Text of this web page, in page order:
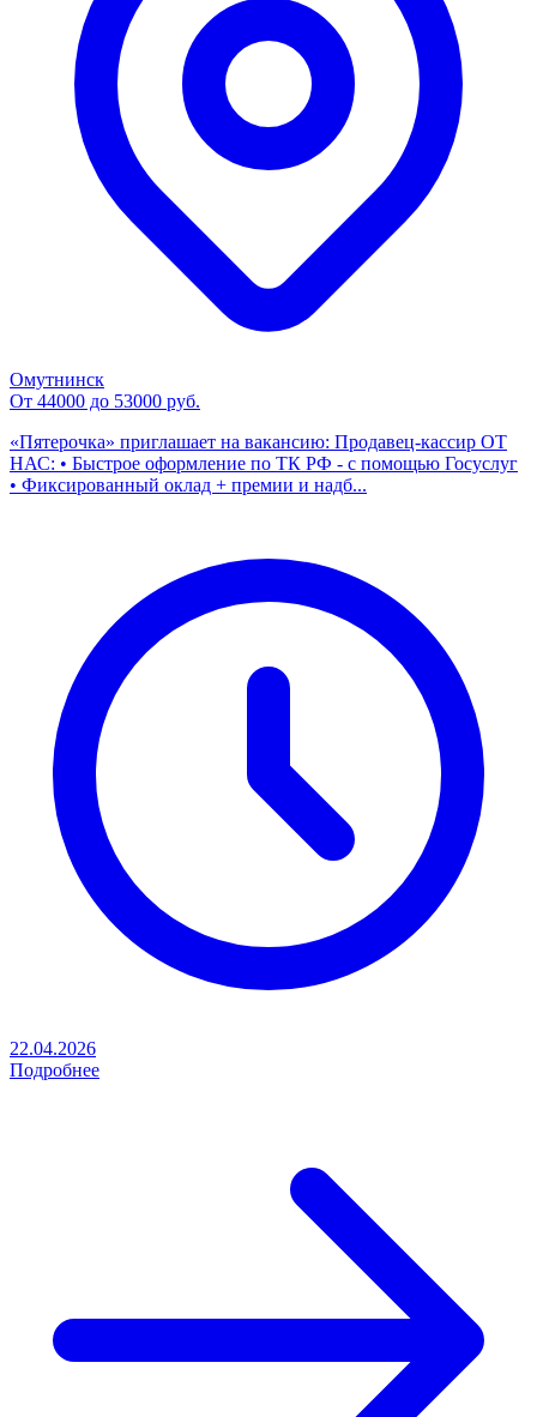
Омутнинск
От 44000 до 53000 руб.
«Пятерочка» приглашает на вакансию: Продавец-кассир ОТ
НАС: • Быстрое оформление по ТК РФ - с помощью Госуслуг
• Фиксированный оклад + премии и надб...
22.04.2026
Подробнее